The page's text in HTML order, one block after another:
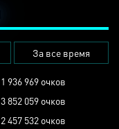
За все время
1 936 969 очков
3 852 059 очков
2 457 532 очков